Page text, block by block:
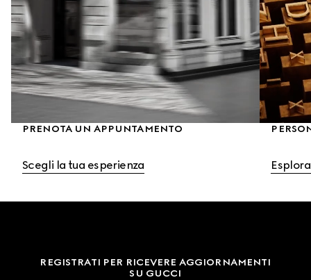
PRENOTA UN APPUNTAMENTO
Scegli la tua esperienza
REGISTRATI PER RICEVERE AGGIORNAMENTI
SU GUCCI